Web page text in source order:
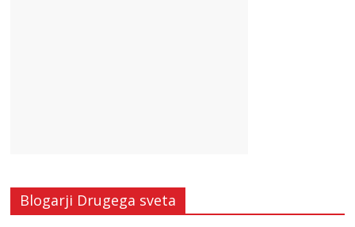
Blogarji Drugega sveta